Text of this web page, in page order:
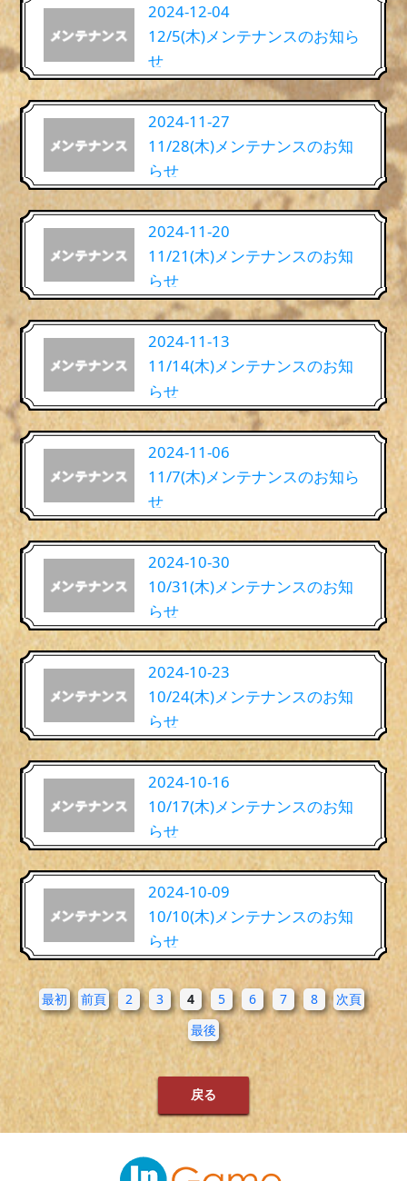
2024-12-04
12/5(木)メンテナンスのお知ら
せ
2024-11-27
11/28(木)メンテナンスのお知
らせ
2024-11-20
11/21(木)メンテナンスのお知
らせ
2024-11-13
11/14(木)メンテナンスのお知
らせ
2024-11-06
11/7(木)メンテナンスのお知ら
せ
2024-10-30
10/31(木)メンテナンスのお知
らせ
2024-10-23
10/24(木)メンテナンスのお知
らせ
2024-10-16
10/17(木)メンテナンスのお知
らせ
2024-10-09
10/10(木)メンテナンスのお知
らせ
最初 前頁 2 3 4 5 6 7 8
次頁
最後
戻る